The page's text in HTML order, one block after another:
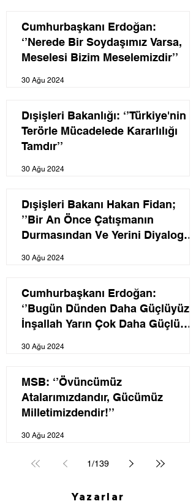
Cumhurbaşkanı Erdoğan:
‘’Nerede Bir Soydaşımız Varsa,
Meselesi Bizim Meselemizdir’’
30 Ağu 2024
Dışişleri Bakanlığı: ‘’Türkiye'nin
Terörle Mücadelede Kararlılığı
Tamdır’’
30 Ağu 2024
Dışişleri Bakanı Hakan Fidan;
’’Bir An Önce Çatışmanın
Durmasından Ve Yerini Diyalog
Yanayız’’
30 Ağu 2024
Cumhurbaşkanı Erdoğan:
‘’Bugün Dünden Daha Güçlüyüz;
İnşallah Yarın Çok Daha Güçlü
30 Ağu 2024
MSB: ‘’Övüncümüz
Atalarımızdandır, Gücümüz
Milletimizdendir!’’
30 Ağu 2024
1/139
Yazarlar